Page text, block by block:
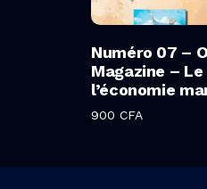
Ajouter
Numéro 07 –
Magazine –
l’économie
900 CFA